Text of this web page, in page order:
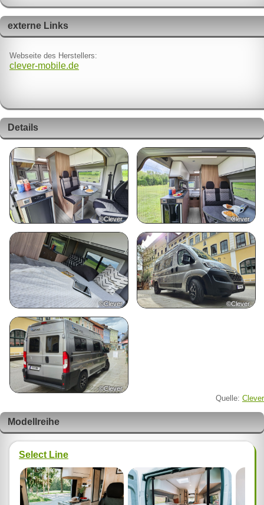
externe Links
Webseite des Herstellers:
clever-mobile.de
Details
©Clever ©Clever
©Clever ©Clever
©Clever
Quelle: Clever
Modellreihe
Select Line